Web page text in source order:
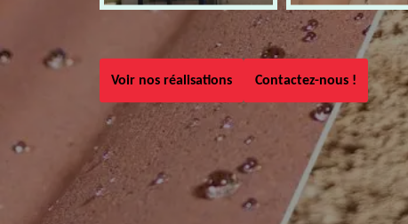
Voir nos réalisations Contactez-nous !